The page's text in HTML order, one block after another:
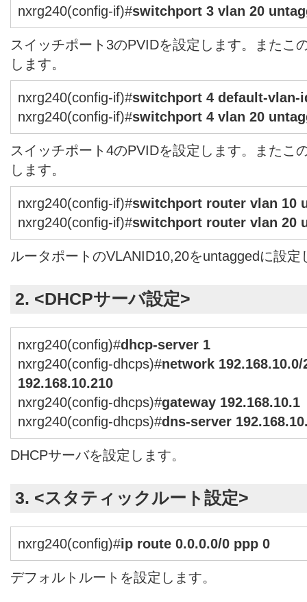
nxrg240(config-if)#switchport 3 vlan 20
スイッチポート3のPVIDを設定します。またこ
します。
nxrg240(config-if)#switchport 4 default-vlan-
nxrg240(config-if)#switchport 4 vlan 20
スイッチポート4のPVIDを設定します。またこ
します。
nxrg240(config-if)#switchport router vlan 10
nxrg240(config-if)#switchport router vlan 20
ルータポートのVLANID10,20をuntaggedに設定
2. <DHCPサーバ設定>
nxrg240(config)#dhcp-server 1
nxrg240(config-dhcps)#network
192.168.10.210
nxrg240(config-dhcps)#gateway 192.168.10.1
nxrg240(config-dhcps)#dns-server
DHCPサーバを設定します。
3. <スタティックルート設定>
nxrg240(config)#ip route 0.0.0.0/0 ppp 0
デフォルトルートを設定します。